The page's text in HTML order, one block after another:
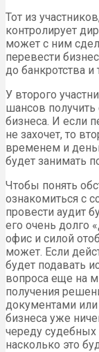
Тот из
контролирует
может с ним
перевести
до банкротства и
У второго
шансов
бизнеса. И если
не захочет, то
временем и
будет занимать
Чтобы понять
ознакомиться с
провести аудит
его очень долго
офис и силой
может. Если
будет подавать
вопроса еще на
получения
документами
бизнеса уже
череду судебных
насколько это